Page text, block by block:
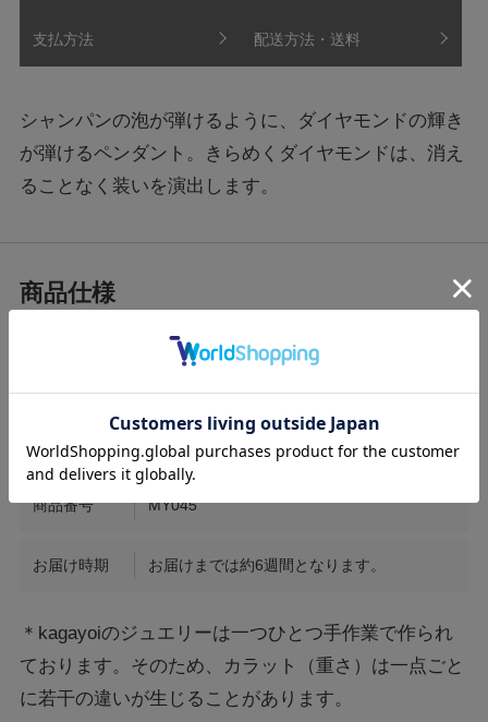
支払方法 配送方法・送料
シャンパンの泡が弾けるように、ダイヤモンドの輝き
が弾けるペンダント。きらめくダイヤモンドは、消え
ることなく装いを演出します。
モチーフ部縦2cm横1.7cm チェーン55cmス
素材 PT / Diamond1.79ct
商品番号 MY045
お届け時期 お届けまでは約6週間となります。
＊kagayoiのジュエリーは一つひとつ手作業で作られ
ております。そのため、カラット（重さ）は一点ごと
に若干の違いが生じることがあります。